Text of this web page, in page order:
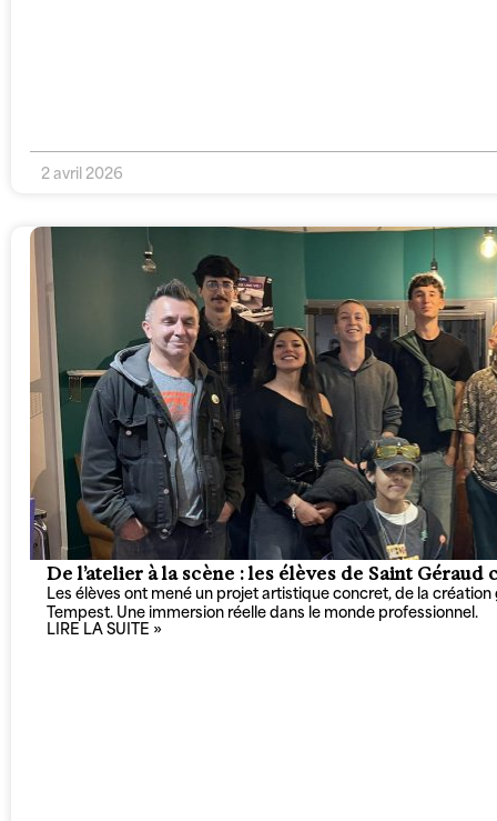
2 avril 2026
De l’atelier à la scène : les élèves de Saint
Les élèves ont mené un projet artistique concret, de la création
Tempest. Une immersion réelle dans le monde professionnel.
LIRE LA SUITE »